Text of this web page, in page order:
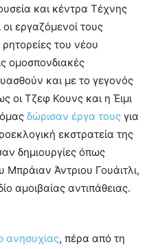
και κέντρα Τέχνης
εργαζόμενοί τους
του νέου
ομοσπονδιακές
και με το γεγονός
οι Τζεφ Κουνς και η Έιμι
δώρισαν έργα τους για
εκστρατεία της
δημιουργίες όπως
Μπράιαν Άντριου Γουάιτλι,
αμοιβαίας αντιπάθειας.
ανησυχίας, πέρα από τη